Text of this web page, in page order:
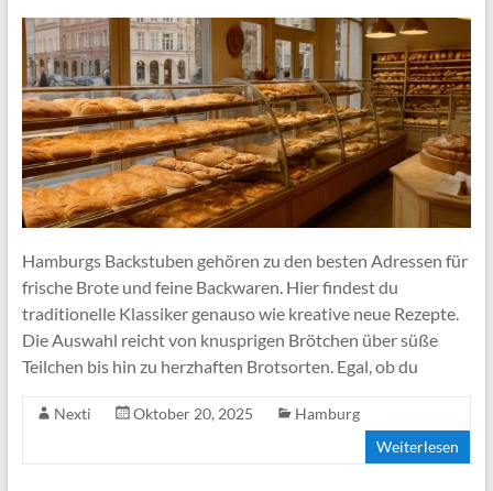
Hamburgs Backstuben gehören zu den besten Adressen für
frische Brote und feine Backwaren. Hier findest du
traditionelle Klassiker genauso wie kreative neue Rezepte.
Die Auswahl reicht von knusprigen Brötchen über süße
Teilchen bis hin zu herzhaften Brotsorten. Egal, ob du
Nexti Oktober 20, 2025
Hamburg
Weiterlesen